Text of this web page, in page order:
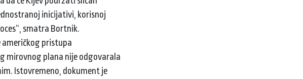
inicijativi, korisnoj
smatra Bortnik.
američkog pristupa
mirovnog plana nije odgovarala
Istovremeno, dokument je